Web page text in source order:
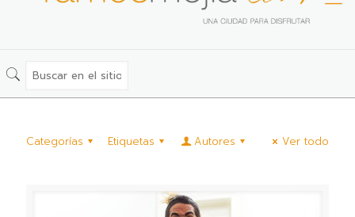
Categorías Etiquetas Autores Ver todo